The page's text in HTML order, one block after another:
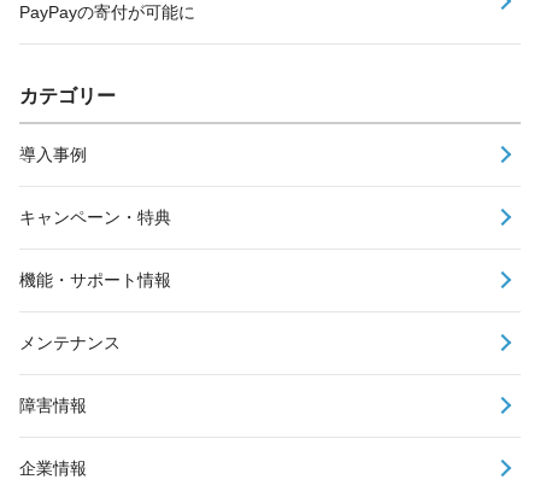
PayPayの寄付が可能に
カテゴリー
導入事例
キャンペーン・特典
機能・サポート情報
メンテナンス
障害情報
企業情報